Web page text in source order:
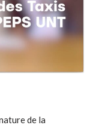
de la